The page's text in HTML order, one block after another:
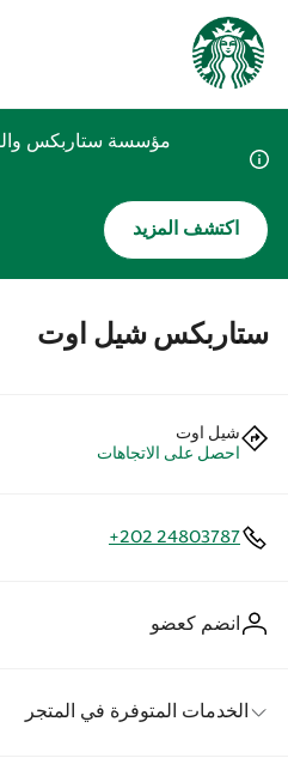
مؤسسة ستاربكس
اكتشف المزيد
ستاربكس شيل اوت
شيل اوت
احصل على الاتجاهات
+202 24803787
انضم كعضو
الخدمات المتوفرة في المتجر